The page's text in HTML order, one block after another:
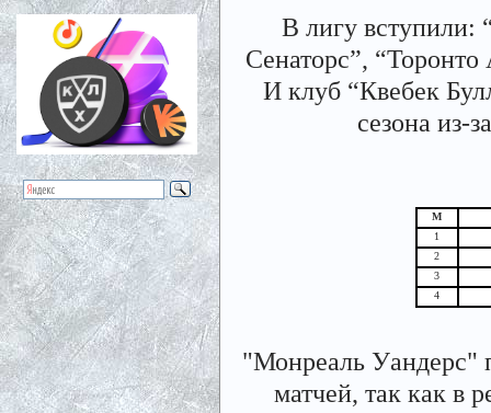
В лигу вступили:
Сенаторс”,
И клуб “Квебек
сезона из-
М
1
2
3
4
"Монреаль Уандерс"
матчей, так как в